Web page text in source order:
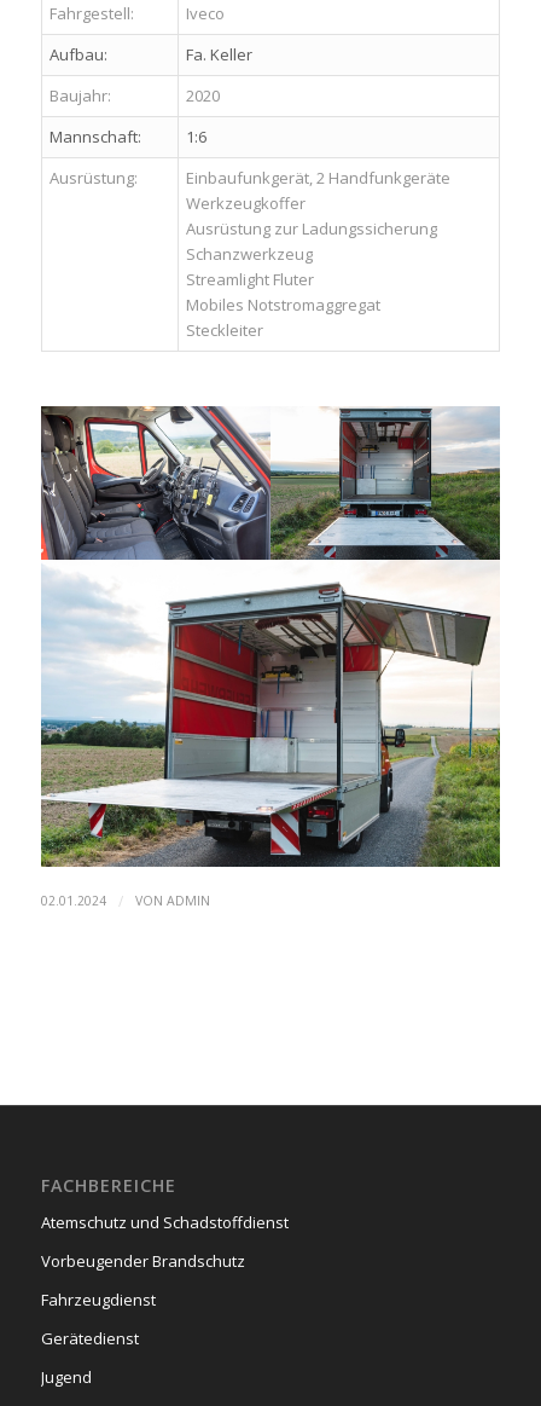
Fahrgestell:
Iveco
Aufbau:
Fa. Keller
Baujahr:
2020
Mannschaft:
1:6
Ausrüstung:
Einbaufunkgerät, 2 Handfunkgeräte
Werkzeugkoffer
Ausrüstung zur Ladungssicherung
Schanzwerkzeug
Streamlight Fluter
Mobiles Notstromaggregat
Steckleiter
02.01.2024 / VON ADMIN
FACHBEREICHE
Atemschutz und Schadstoffdienst
Vorbeugender Brandschutz
Fahrzeugdienst
Gerätedienst
Jugend